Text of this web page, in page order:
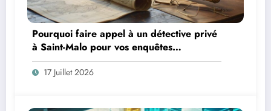
Pourquoi faire appel à un détective privé
à Saint-Malo pour vos enquêtes
personnelles et professionnelles
17 Juillet 2026